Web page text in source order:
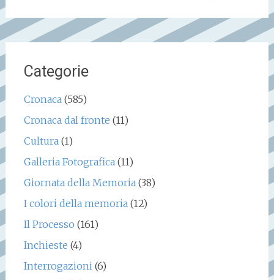
Categorie
Cronaca(585)
Cronaca dal fronte (11)
Cultura(1)
Galleria Fotografica(11)
Giornata della Memoria(38)
I colori della memoria(12)
Il Processo (161)
Inchieste (4)
Interrogazioni(6)